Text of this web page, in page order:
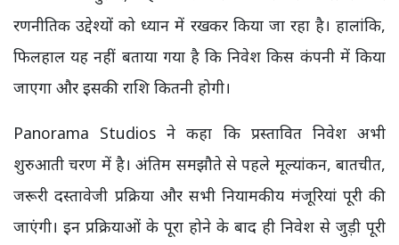
रणनीतिक उद्देश्यों को ध्यान में रखकर किया जा रहा है। हालांकि,
फिलहाल यह नहीं बताया गया है कि निवेश किस कंपनी में किया
जाएगा और इसकी राशि कितनी होगी।
Panorama Studios ने कहा कि प्रस्तावित निवेश अभी
शुरुआती चरण में है। अंतिम समझौते से पहले मूल्यांकन, बातचीत,
जरूरी दस्तावेजी प्रक्रिया और सभी नियामकीय मंजूरियां पूरी की
जाएंगी। इन प्रक्रियाओं के पूरा होने के बाद ही निवेश से जुड़ी पूरी